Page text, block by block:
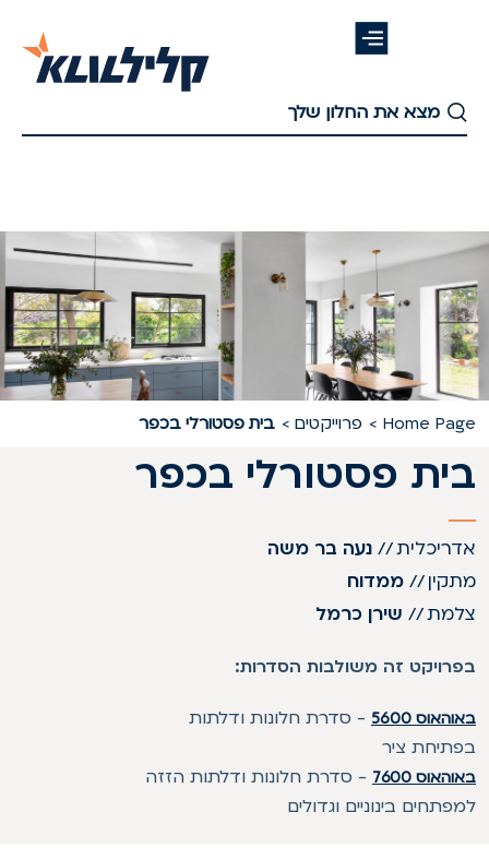
Home פרוייקטים בית פסטורלי בכפר
פסטורלי בכפר
//נעה בר משה
//ממדוח
//שירן כרמל
זה משולבות הסדרות:
5600
- סדרת חלונות ודלתות
ציר
7600
- סדרת חלונות ודלתות הזזה
בינוניים וגדולים